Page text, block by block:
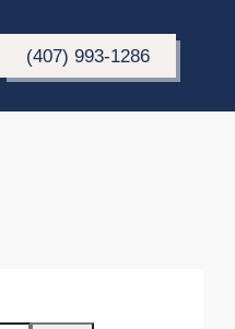
(407) 993-1286